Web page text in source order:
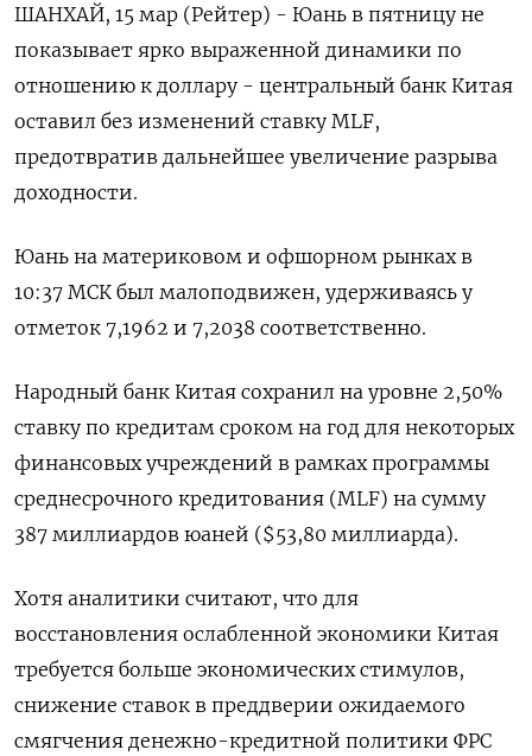
ШАНХАЙ, 15 мар (Рейтер) - Юань в пятницу не
показывает ярко выраженной динамики по
отношению к доллару - центральный банк Китая
оставил без изменений ставку MLF,
предотвратив дальнейшее увеличение разрыва
доходности.
Юань на материковом и офшорном рынках в
10:37 МСК был малоподвижен, удерживаясь у
отметок 7,1962​ и 7,2038 соответственно.
Народный банк Китая сохранил на уровне 2,50%
ставку по кредитам сроком на год для некоторых
финансовых учреждений в рамках программы
среднесрочного кредитования (MLF) на сумму
387 миллиардов юаней ($53,80 миллиарда).
Хотя аналитики считают, что для
восстановления ослабленной экономики Китая
требуется больше экономических стимулов,
снижение ставок в преддверии ожидаемого
смягчения денежно-кредитной политики ФРС